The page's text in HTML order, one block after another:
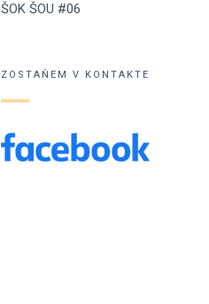
ŠOK ŠOU #06
ZOSTAŇEM V KONTAKTE